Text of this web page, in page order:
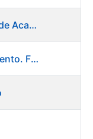
OE 11/25 - Ayudante Cortadoras de Acabados. Fábrica Papel
OE 06/25 - Técnico de Mantenimiento. Fábrica Papel